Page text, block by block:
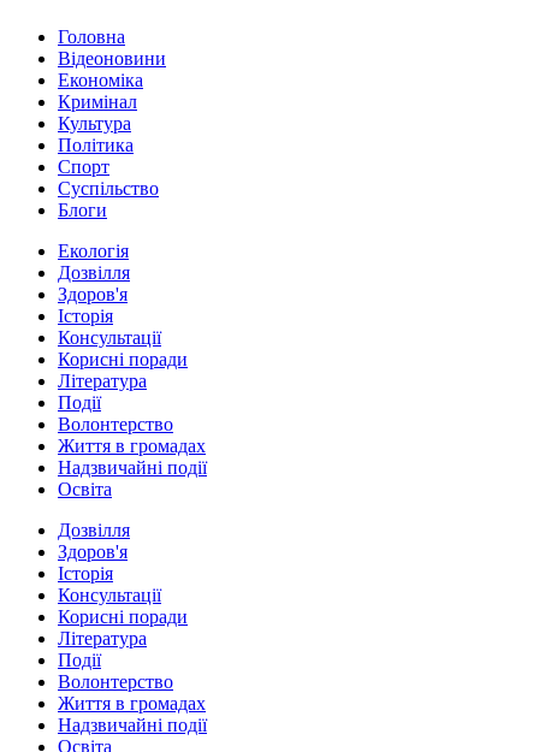
Головна
Відеоновини
Економіка
Кримінал
Культура
Політика
Спорт
Суспільство
Блоги
Екологія
Дозвілля
Здоров'я
Історія
Консультації
Корисні поради
Література
Події
Волонтерство
Життя в громадах
Надзвичайні події
Освіта
Дозвілля
Здоров'я
Історія
Консультації
Корисні поради
Література
Події
Волонтерство
Життя в громадах
Надзвичайні події
Освіта